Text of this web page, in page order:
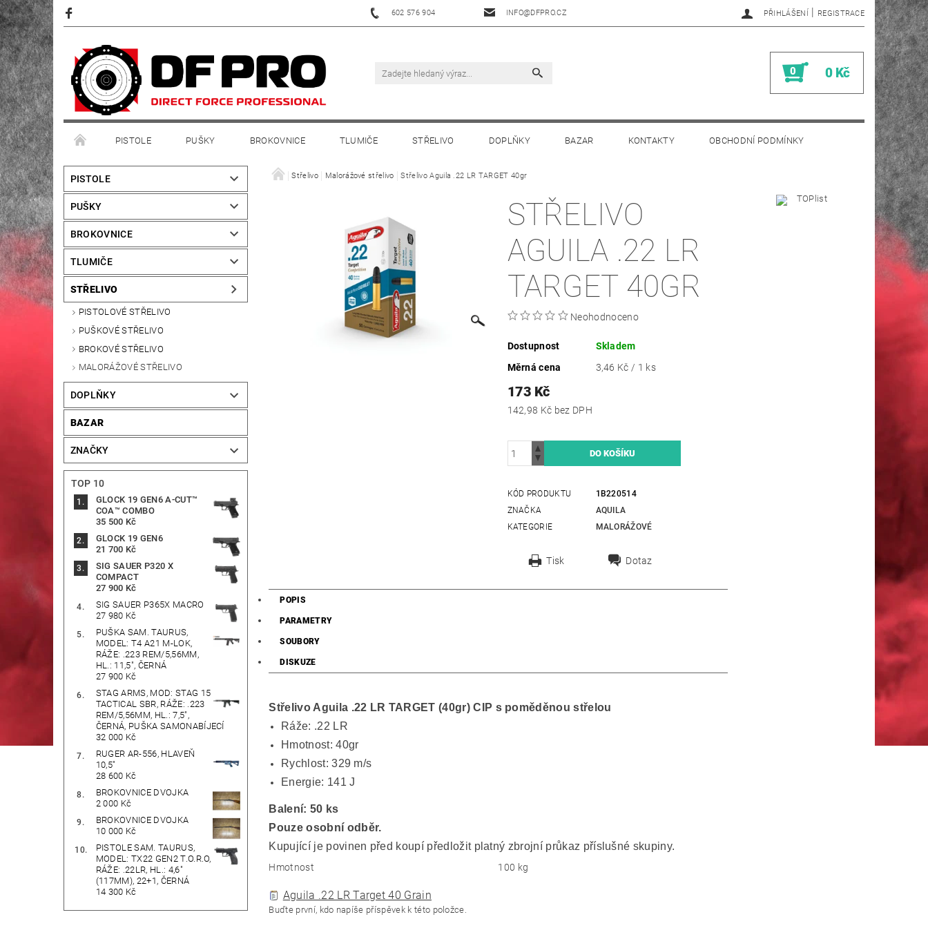
602 576 904 INFO@DFPRO.CZ PŘIHLÁŠENÍ | REGISTRACE
0 0 Kč
PISTOLE PUŠKY BROKOVNICE TLUMIČE STŘELIVO DOPLŇKY BAZAR KONTAKTY OBCHODNÍ PODMÍNKY
PISTOLE
PUŠKY
BROKOVNICE
TLUMIČE
STŘELIVO
PISTOLOVÉ STŘELIVO
PUŠKOVÉ STŘELIVO
BROKOVÉ STŘELIVO
MALORÁŽOVÉ STŘELIVO
DOPLŇKY
BAZAR
ZNAČKY
TOP 10
GLOCK 19 GEN6 A-CUT™
COA™ COMBO
35 500 Kč
GLOCK 19 GEN6
21 700 Kč
SIG SAUER P320 X
COMPACT
27 900 Kč
SIG SAUER P365X MACRO
27 980 Kč
PUŠKA SAM. TAURUS,
MODEL: T4 A21 M-LOK,
RÁŽE: .223 REM/5,56MM,
HL.: 11,5", ČERNÁ
27 900 Kč
STAG ARMS, MOD: STAG 15
TACTICAL SBR, RÁŽE: .223
REM/5,56MM, HL.: 7,5",
ČERNÁ, PUŠKA SAMONABÍJECÍ
32 000 Kč
RUGER AR-556, HLAVEŇ
10,5"
28 600 Kč
BROKOVNICE DVOJKA
2 000 Kč
BROKOVNICE DVOJKA
10 000 Kč
PISTOLE SAM. TAURUS,
MODEL: TX22 GEN2 T.O.R.O,
RÁŽE: .22LR, HL.: 4,6"
(117MM), 22+1, ČERNÁ
14 300 Kč
Střelivo Malorážové střelivo Střelivo Aguila .22 LR TARGET 40gr
STŘELIVO
AGUILA .22 LR
TARGET 40GR
Neohodnoceno
Dostupnost
Skladem
Měrná cena
3,46 Kč / 1 ks
173 Kč
142,98 Kč bez DPH
KÓD PRODUKTU
1B220514
ZNAČKA
AQUILA
KATEGORIE
MALORÁŽOVÉ
Tisk Dotaz
POPIS
PARAMETRY
SOUBORY
DISKUZE
Střelivo Aguila .22 LR TARGET (40gr) CIP s poměděnou střelou
Ráže: .22 LR
Hmotnost: 40gr
Rychlost: 329 m/s
Energie: 141 J
Balení: 50 ks
Pouze osobní odběr.
Kupující je povinen před koupí předložit platný zbrojní průkaz příslušné skupiny.
Hmotnost 100 kg
Aguila .22 LR Target 40 Grain
Buďte první, kdo napíše příspěvek k této položce.